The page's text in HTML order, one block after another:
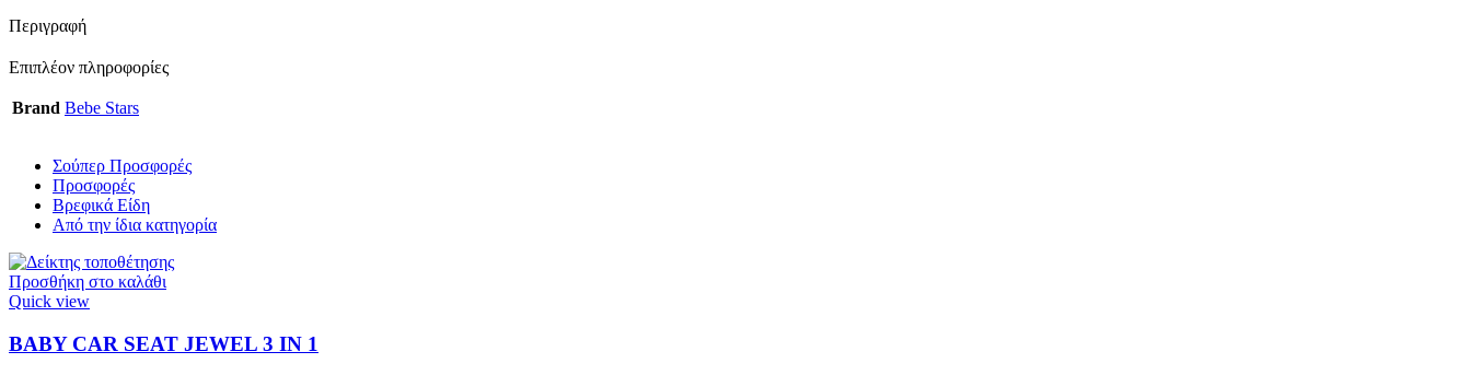
Περιγραφή
Επιπλέον πληροφορίες
Brand Bebe Stars
Σούπερ Προσφορές
Προσφορές
Βρεφικά Είδη
Από την ίδια κατηγορία
Προσθήκη στο καλάθι
Quick view
BABY CAR SEAT JEWEL 3 ΙΝ 1